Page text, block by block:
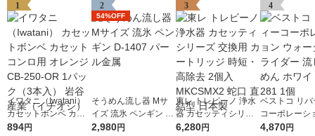
1
イワタニ（Iwatani）
カセットボンベ カセ
ットコンロ用 オレン
894円
2
54%OFF
そうめん流し器 Mサ
イズ 流氷 ペンギン D-
1407 パール金属
2,980円
3
東レ トレビーノ 浄水
器 カセッティシリー
ズ 交換用 カートリッ
6,280円
4
ベストコ リバ
コーポレーシ
ォータースラ
4,870円